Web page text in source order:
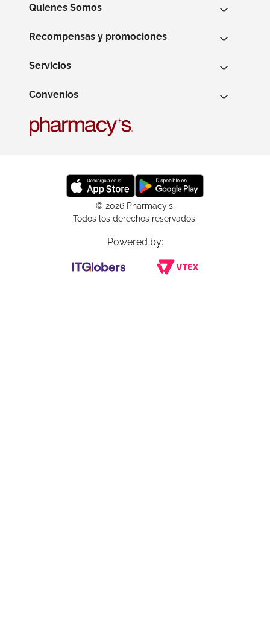
Quienes Somos
Recompensas y promociones
Servicios
Convenios
© 2026 Pharmacy's.
Todos los derechos reservados.
Powered by: